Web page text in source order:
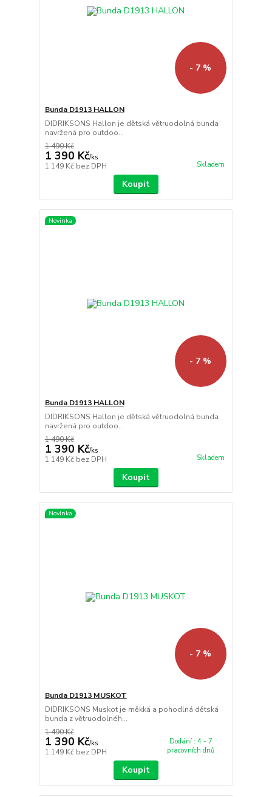
- 7 %
Bunda D1913 HALLON
DIDRIKSONS Hallon je dětská větruodolná bunda
navržená pro outdoo...
1 490 Kč
1 390 Kč/ks
1 149 Kč bez DPH Skladem
Koupit
Novinka
- 7 %
Bunda D1913 HALLON
DIDRIKSONS Hallon je dětská větruodolná bunda
navržená pro outdoo...
1 490 Kč
1 390 Kč/ks
1 149 Kč bez DPH Skladem
Koupit
Novinka
- 7 %
Bunda D1913 MUSKOT
DIDRIKSONS Muskot je měkká a pohodlná dětská
bunda z větruodolnéh...
1 490 Kč
1 390 Kč/ks
1 149 Kč bez DPH
Dodání : 4 - 7
pracovních dnů
Koupit